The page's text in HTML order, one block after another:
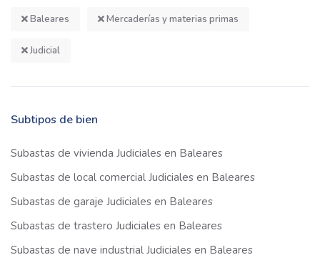
Baleares Mercaderías y materias primas
Judicial
Subtipos de bien
Subastas de vivienda Judiciales en Baleares
Subastas de local comercial Judiciales en Baleares
Subastas de garaje Judiciales en Baleares
Subastas de trastero Judiciales en Baleares
Subastas de nave industrial Judiciales en Baleares